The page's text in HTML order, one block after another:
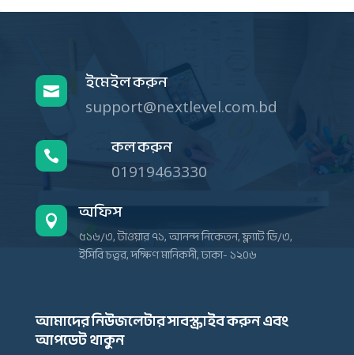
 ইমেইল করুন
support@nextlevel.com.bd
 কল করুন
01919463330
 অফিস
৫১৬/৩, টাওয়ার ৭১, আনন্দ নিকেতন, ফ্ল্যাট ডি/৩,
ইসিবি চত্বর, দক্ষিণ মানিকদী, ঢাকা- ১২০৬
আমাদের নিউজলেটার সাবস্ক্রাইব করুন এবং
আপডেট থাকুন